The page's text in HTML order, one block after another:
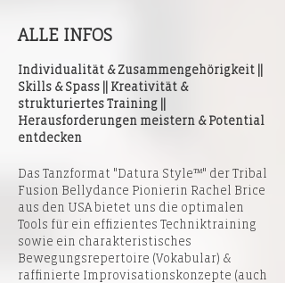
ALLE INFOS
Individualität & Zusammengehörigkeit ||
Skills & Spass || Kreativität &
strukturiertes Training ||
Herausforderungen meistern & Potential
entdecken
Das Tanzformat "Datura Style™" der Tribal
Fusion Bellydance Pionierin Rachel Brice
aus den USA bietet uns die optimalen
Tools für ein effizientes Techniktraining
sowie ein charakteristisches
Bewegungsrepertoire (Vokabular) &
raffinierte Improvisationskonzepte (auch